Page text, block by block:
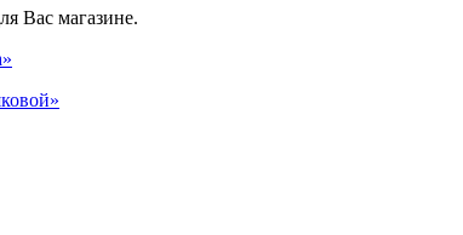
Вас магазине.